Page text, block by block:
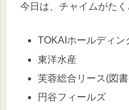
今日は、チャイムがた
TOKAIホールディン
東洋水産
芙蓉総合リース(図書
円谷フィールズ